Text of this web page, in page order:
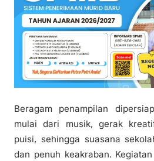
Beragam penampilan
mulai dari musik, gerak
puisi, sehingga suasana
dan penuh keakraban.